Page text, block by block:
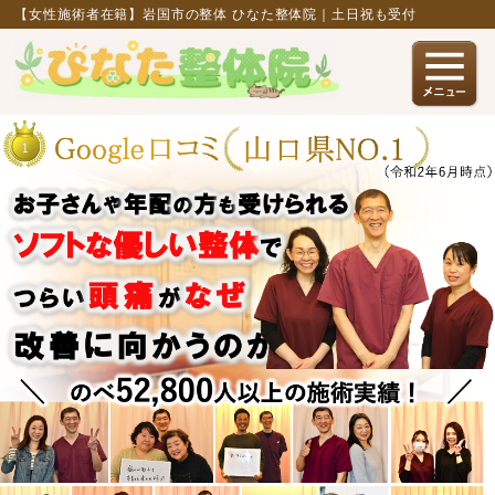
【女性施術者在籍】岩国市の整体 ひなた整体院｜土日祝も受付